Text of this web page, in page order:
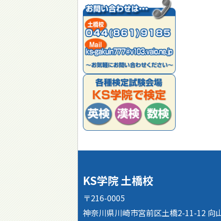
KS学院 土橋校
〒216-0005
神奈川県川崎市宮前区土橋2-11-12 向